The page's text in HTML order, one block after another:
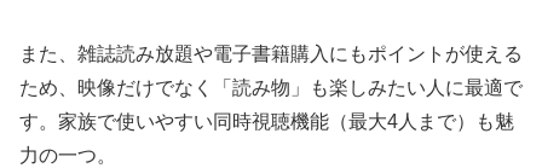
また、雑誌読み放題や電子書籍購入にもポイントが使える
ため、映像だけでなく「読み物」も楽しみたい人に最適で
す。家族で使いやすい同時視聴機能（最大4人まで）も魅
力の一つ。